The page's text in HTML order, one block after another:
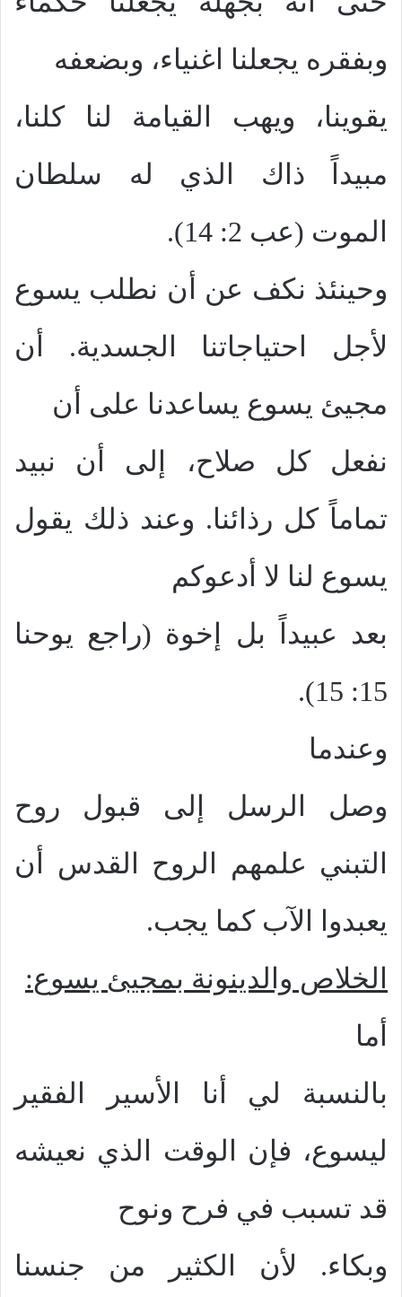
وبفقره يجعلنا اغنياء، وبضعفه
يقوينا، ويهب القيامة لنا كلنا،
مبيداً ذاك الذي له سلطان
الموت (عب 2: 14).
وحينئذ نكف عن أن نطلب يسوع
لأجل احتياجاتنا الجسدية. أن
مجيئ يسوع يساعدنا على أن
نفعل كل صلاح، إلى أن نبيد
تماماً كل رذائنا. وعند ذلك يقول
يسوع لنا لا أدعوكم
بعد عبيداً بل إخوة (راجع يوحنا
15: 15).
وعندما
وصل الرسل إلى قبول روح
التبني علمهم الروح القدس أن
يعبدوا الآب كما يجب.
الخلاص والدينونة بمجيئ يسوع:
أما
بالنسبة لي أنا الأسير الفقير
ليسوع، فإن الوقت الذي نعيشه
قد تسبب في فرح ونوح
وبكاء. لأن الكثير من جنسنا